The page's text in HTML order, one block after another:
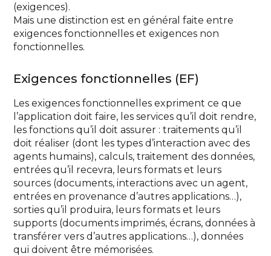
(exigences).
Mais une distinction est en général faite entre
exigences fonctionnelles et exigences non
fonctionnelles.
Exigences fonctionnelles (EF)
Les exigences fonctionnelles expriment ce que
l’application doit faire, les services qu’il doit rendre,
les fonctions qu’il doit assurer : traitements qu’il
doit réaliser (dont les types d’interaction avec des
agents humains), calculs, traitement des données,
entrées qu’il recevra, leurs formats et leurs
sources (documents, interactions avec un agent,
entrées en provenance d’autres applications…),
sorties qu’il produira, leurs formats et leurs
supports (documents imprimés, écrans, données à
transférer vers d’autres applications…), données
qui doivent être mémorisées.